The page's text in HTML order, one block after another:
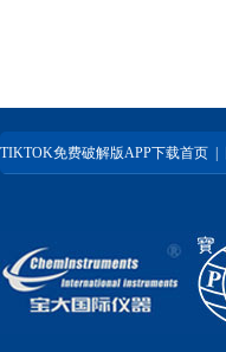
TIKTOK免费破解版APP下载首页